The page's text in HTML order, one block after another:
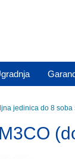
jedinica do 8 soba